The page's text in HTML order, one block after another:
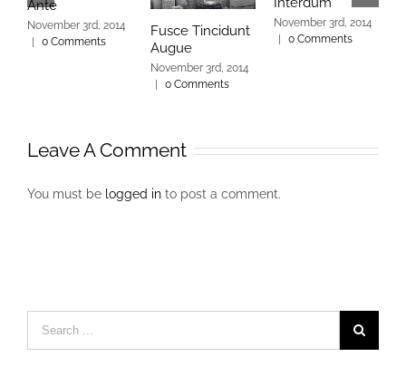
Ante
November 3rd, 2014
|
0 Comments
Fusce Tincidunt
Augue
November 3rd, 2014
0 Comments
November 3rd, 2014
0 Comments
Leave A Comment
You must be logged in to post a comment.